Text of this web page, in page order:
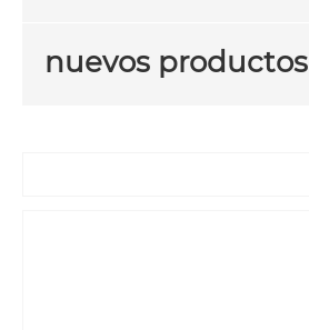
nuevos productos